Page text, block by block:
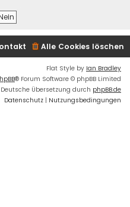
Alle Cookies löschen
Flat Style by Ian Bradley
® Forum Software © phpBB Limited
Deutsche Übersetzung durch phpBB.de
Datenschutz | Nutzungsbedingungen